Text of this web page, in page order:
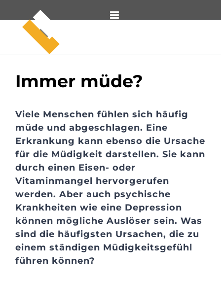
Inhalt
springen
Immer müde?
Viele Menschen fühlen sich häufig
müde und abgeschlagen. Eine
Erkrankung kann ebenso die Ursache
für die Müdigkeit darstellen. Sie kann
durch einen Eisen- oder
Vitaminmangel hervorgerufen
werden. Aber auch psychische
Krankheiten wie eine Depression
können mögliche Auslöser sein. Was
sind die häufigsten Ursachen, die zu
einem ständigen Müdigkeitsgefühl
führen können?